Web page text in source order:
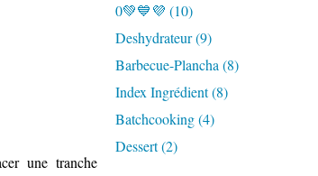
une tranche
0💚💙💜 (10)
Deshydrateur (9)
Barbecue-Plancha (8)
Index Ingrédient (8)
Batchcooking (4)
Dessert (2)